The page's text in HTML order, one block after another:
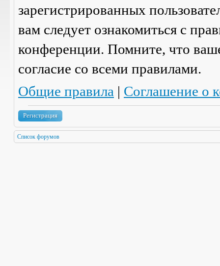
зарегистрированных
вам следует ознакомиться с
конференции. Помните, что
согласие со всеми правилами.
Общие правила | Соглашение о
Регистрация
Список форумов